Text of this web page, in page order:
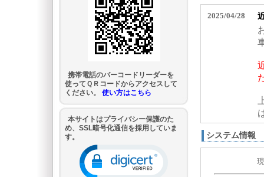
システム情報
携帯電話のバーコードリーダーを
使ってＱＲコードからアクセスして
ください。 使い方はこちら
本サイトはプライバシー保護のた
め、SSL暗号化通信を採用していま
す。